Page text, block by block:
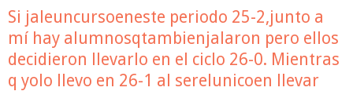
Si jaleuncursoeneste periodo 25-2,junto a
mí hay alumnosqtambienjalaron pero ellos
decidieron llevarlo en el ciclo 26-0. Mientras
q yolo llevo en 26-1 al serelunicoen llevar